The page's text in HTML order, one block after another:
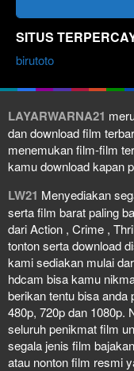
SITUS
birutoto
LAYARWARNA21
dan download film
menemukan film-film
kamu download kapan
LW21 Menyediakan
serta film barat paling
dari Action , Crime ,
tonton serta download
kami sediakan mulai
hdcam bisa kamu
berikan tentu bisa anda
480p, 720p dan 1080p.
seluruh penikmat film
segala jenis film
atau nonton film resmi